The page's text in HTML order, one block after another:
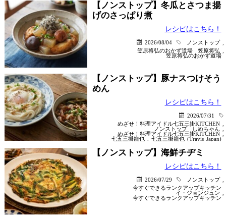
【ノンストップ】冬瓜とさつま揚
げのさっぱり煮
レシピはこちら！
2026/08/04 ノンストップ
笠原将弘のおかず道場
笠原将弘
笠原将弘のおかず道場
【ノンストップ】豚ナスつけそう
めん
レシピはこちら！
2026/07/31
めざせ！料理アイドル七五三掛KITCHEN
ノンストップ
しめちゃん
,
めざせ！料理アイドル七五三掛KITCHEN ,
七五三掛龍也
七五三掛龍也 (Travis Japan)
【ノンストップ】海鮮チヂミ
レシピはこちら！
2026/07/29 ノンストップ
今すぐできるランクアップキッチン
イ・ジョンジュン
今すぐできるランクアップキッチン